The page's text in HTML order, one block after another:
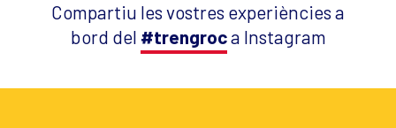
Compartiu les vostres experiències a
bord del #trengroca Instagram